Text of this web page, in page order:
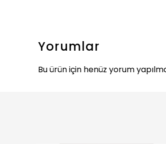
Yorumlar
Bu ürün için henüz yorum